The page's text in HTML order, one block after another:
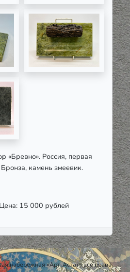
«Бревно». Россия, первая
камень змеевик.
15 000 рублей
набережная «Арт-Астат» все права